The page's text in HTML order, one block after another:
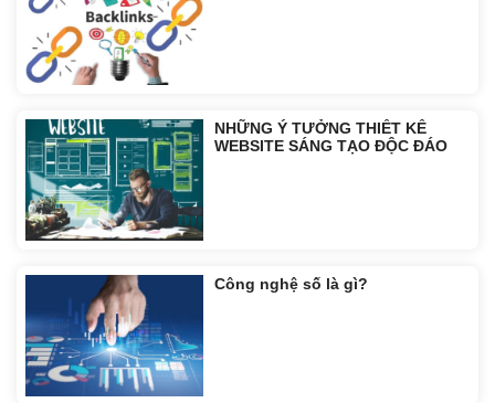
NHỮNG Ý TƯỞNG THIẾT KẾ
WEBSITE SÁNG TẠO ĐỘC ĐÁO
Công nghệ số là gì?